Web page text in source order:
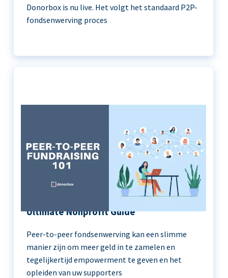
Donorbox is nu live. Het volgt het standaard P2P-
fondsenwerving proces
Peer-to-Peer Fundraising 101 | The
Ultimate Nonprofit Guide
Peer-to-peer fondsenwerving kan een slimme
manier zijn om meer geld in te zamelen en
tegelijkertijd empowerment te geven en het
opleiden van uw supporters